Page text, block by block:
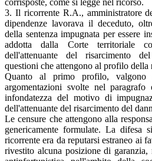
3. Il ricorrente R.A., amministratore
dipendenze lavorava il deceduto,
della sentenza impugnata per essere
addotta dalla Corte territoriale
dell'attenuante del risarcimento
questioni che attengono al profilo della
Quanto al primo profilo,
argomentazioni svolte nel
infondatezza del motivo di
dell'attenuante del risarcimento del
Le censure che attengono alla
genericamente formulate. La
ricorrente era da reputarsi estraneo ai
rivestito alcuna posizione di